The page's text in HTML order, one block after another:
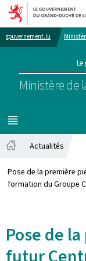
gouvernement.lu
Ministère de
MENU
PRINCIPAL
Actualités
Pose de la première
formation du Groupe
Pose de
futur